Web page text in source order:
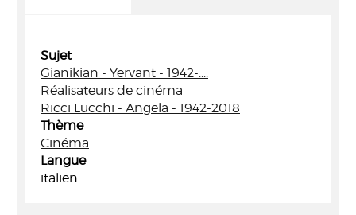
Sujet
Gianikian - Yervant - 1942-....
Réalisateurs de cinéma
Ricci Lucchi - Angela - 1942-2018
Thème
Cinéma
Langue
italien